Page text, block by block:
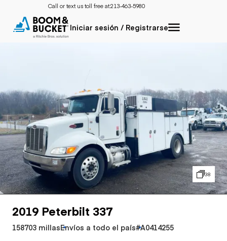
Call or text us toll free at:213-463-5980
Iniciar sesión / Registrarse
38
2019 Peterbilt 337
158703 millasEnvíos a todo el país#A0414255